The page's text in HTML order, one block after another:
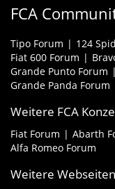
FCA
Tipo Forum 124
Fiat 600 Forum
Grande Punto Forum
Grande Panda Forum
Weitere FCA
Fiat Forum Abarth
Alfa Romeo Forum
Weitere